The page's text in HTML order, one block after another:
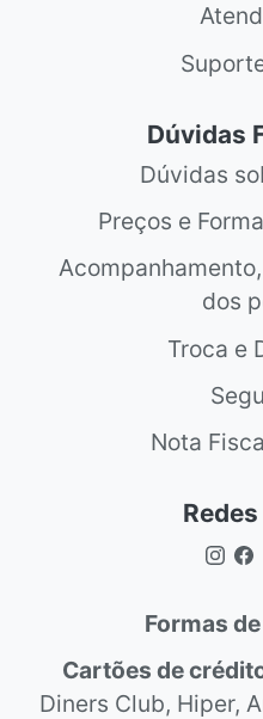
Dúvidas
Dúvidas
Preços e
dos
Troca e
Nota
Formas
Cartões de
Diners Club, Hiper,